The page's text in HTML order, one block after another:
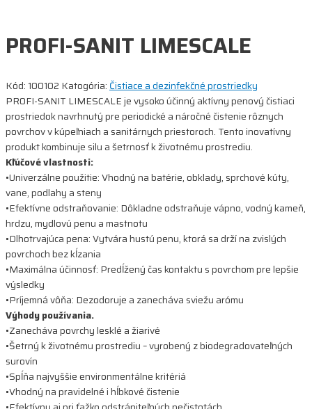
PROFI-SANIT LIMESCALE
Kód:100102 Katogória:Čistiace a dezinfekčné prostriedky
PROFI-SANIT LIMESCALE je vysoko účinný aktívny penový čistiaci
prostriedok navrhnutý pre periodické a náročné čistenie rôznych
povrchov v kúpeľniach a sanitárnych priestoroch. Tento inovatívny
produkt kombinuje silu a šetrnosť k životnému prostrediu.
Kľúčové vlastnosti:
•Univerzálne použitie: Vhodný na batérie, obklady, sprchové kúty,
vane, podlahy a steny
•Efektívne odstraňovanie: Dôkladne odstraňuje vápno, vodný kameň,
hrdzu, mydlovú penu a mastnotu
•Dlhotrvajúca pena: Vytvára hustú penu, ktorá sa drží na zvislých
povrchoch bez kĺzania
•Maximálna účinnosť: Predĺžený čas kontaktu s povrchom pre lepšie
výsledky
•Príjemná vôňa: Dezodoruje a zanecháva sviežu arómu
Výhody používania.
•Zanecháva povrchy lesklé a žiarivé
•Šetrný k životnému prostrediu – vyrobený z biodegradovateľných
surovín
•Spĺňa najvyššie environmentálne kritériá
•Vhodný na pravidelné i hĺbkové čistenie